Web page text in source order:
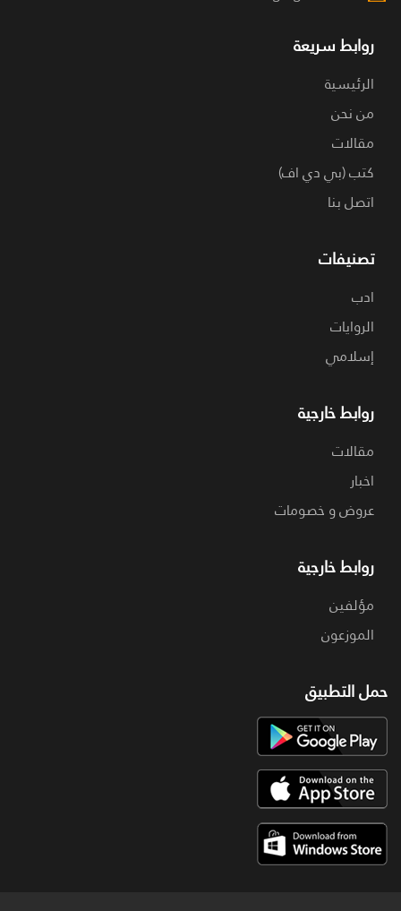
روابط سريعة
الرئيسية
من نحن
مقالات
كتب (بي دي اف)
اتصل بنا
تصنيفات
ادب
الروايات
إسلامي
روابط خارجية
مقالات
اخبار
عروض و خصومات
روابط خارجية
مؤلفين
الموزعون
حمل التطبيق